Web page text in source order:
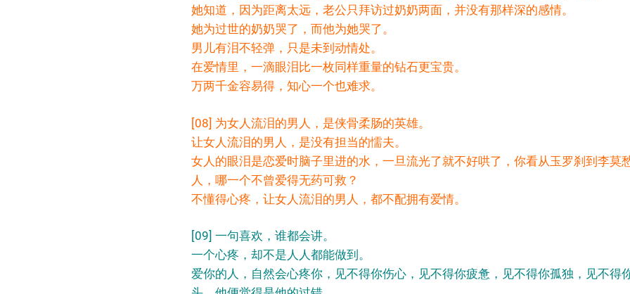
她知道，因为距离太远，老公只拜访过奶奶两面，并没有那样深的感情。
她为过世的奶奶哭了，而他为她哭了。
男儿有泪不轻弹，只是未到动情处。
在爱情里，一滴眼泪比一枚同样重量的钻石更宝贵。
万两千金容易得，知心一个也难求。
[08] 为女人流泪的男人，是侠骨柔肠的英雄。
让女人流泪的男人，是没有担当的懦夫。
女人的眼泪是恋爱时脑子里进的水，一旦流光了就不好哄了，你看从玉罗刹到李莫
人，哪一个不曾爱得无药可救？
不懂得心疼，让女人流泪的男人，都不配拥有爱情。
[09] 一句喜欢，谁都会讲。
一个心疼，却不是人人都能做到。
爱你的人，自然会心疼你，见不得你伤心，见不得你疲惫，见不得你孤独，见不得